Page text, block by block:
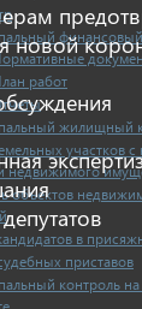
работ
жилищный
участков
недвижимого
объектов
в
приставов
контроль
новой